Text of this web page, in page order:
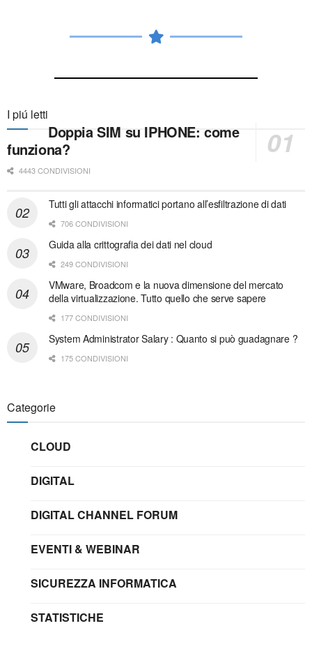
I piú letti
Doppia SIM su IPHONE: come
funziona?
4443 CONDIVISIONI
Tutti gli attacchi informatici portano all’esfiltrazione di dati
706 CONDIVISIONI
Guida alla crittografia dei dati nel cloud
249 CONDIVISIONI
VMware, Broadcom e la nuova dimensione del mercato
della virtualizzazione. Tutto quello che serve sapere
177 CONDIVISIONI
System Administrator Salary : Quanto si può guadagnare ?
175 CONDIVISIONI
Categorie
CLOUD
DIGITAL
DIGITAL CHANNEL FORUM
EVENTI & WEBINAR
SICUREZZA INFORMATICA
STATISTICHE